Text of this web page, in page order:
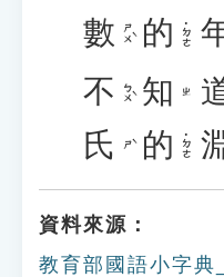
數 ㄕㄨˋ 的 ˙ㄉㄜ
不 ㄅㄨˋ 知 ㄓ
氏 ㄕˋ 的 ˙ㄉㄜ
資料來源：
教育部國語小字典